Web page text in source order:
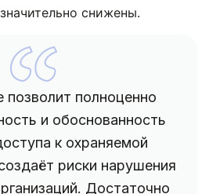
снижены.
позволит полноценно
и обоснованность
к охраняемой
риски нарушения
Достаточно